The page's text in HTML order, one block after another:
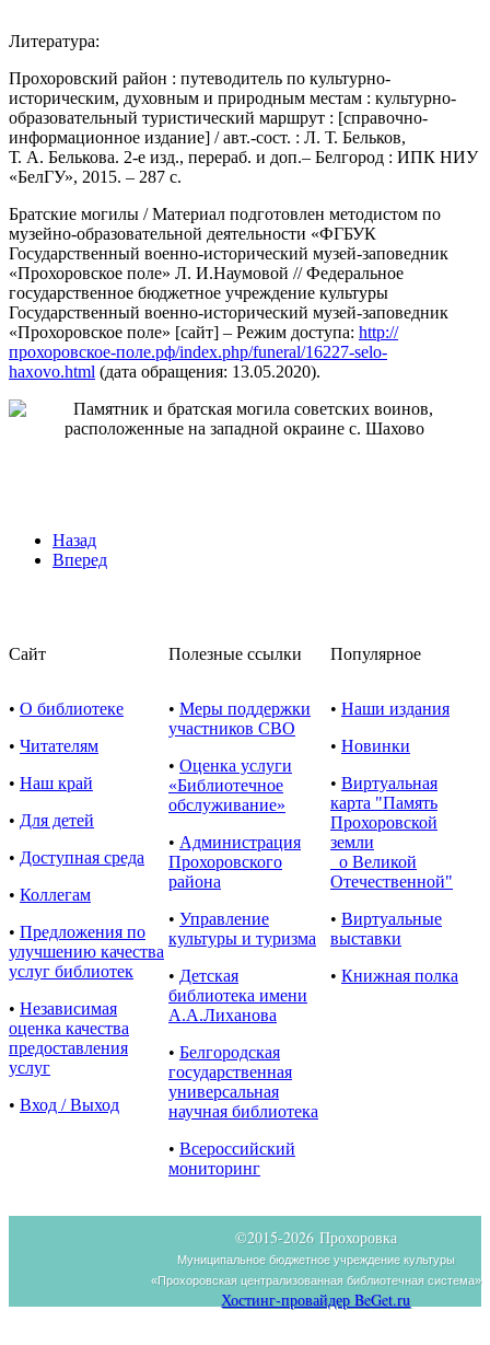
Литература:
Прохоровский район : путеводитель по культурно-
историческим, духовным и природным местам : культурно-
образовательный туристический маршрут : [справочно-
информационное издание] / авт.-сост. : Л. Т. Бельков,
Т. А. Белькова. 2-е изд., перераб. и доп.– Белгород : ИПК НИУ
«БелГУ», 2015. – 287 с.
Братские могилы / Материал подготовлен методистом по
музейно-образовательной деятельности «ФГБУК
Государственный военно-исторический музей-заповедник
«Прохоровское поле» Л. И.Наумовой // Федеральное
государственное бюджетное учреждение культуры
Государственный военно-исторический музей-заповедник
«Прохоровское поле» [сайт] – Режим доступа: http://
прохоровское-поле.рф/index.php/funeral/16227-selo-
haxovo.html (дата обращения: 13.05.2020).
Назад
Вперед
Сайт Полезные ссылки Популярное
• О библиотеке
• Читателям
• Наш край
• Для детей
• Доступная среда
• Коллегам
• Предложения по
улучшению качества
услуг библиотек
• Независимая
оценка качества
предоставления
услуг
• Вход / Выход
• Меры поддержки
участников СВО
• Оценка услуги
«Библиотечное
обслуживание»
• Администрация
Прохоровского
района
• Управление
культуры и туризма
• Детская
библиотека имени
А.А.Лиханова
• Белгородская
государственная
универсальная
научная библиотека
• Всероссийский
мониторинг
• Наши издания
• Новинки
• Виртуальная
карта "Память
Прохоровской
земли
о Великой
Отечественной"
• Виртуальные
выставки
• Книжная полка
©2015-2026 Прохоровка
Муниципальное бюджетное учреждение культуры
«Прохоровская централизованная библиотечная система»
Хостинг-провайдер BeGet.ru